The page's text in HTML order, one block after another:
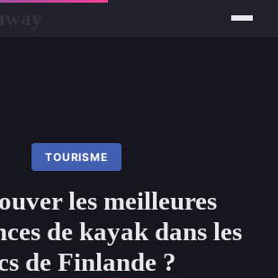
TOURISME
les meilleures
de kayak dans les
de Finlande ?